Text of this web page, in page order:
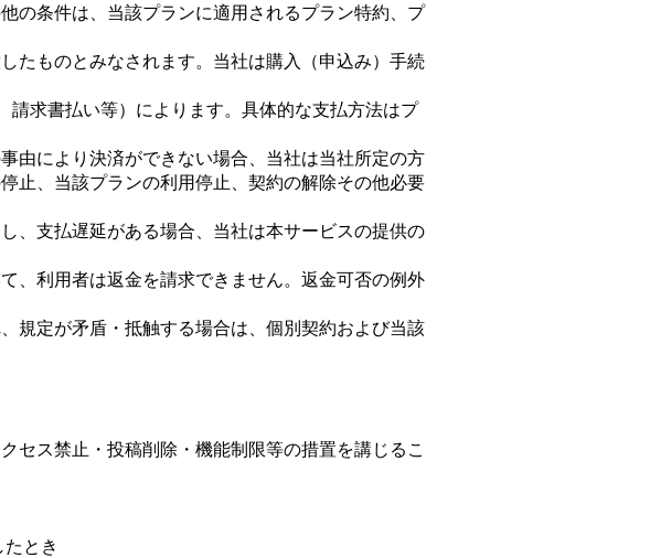
の条件は、当該プランに適用されるプラン特約、プ
たものとみなされます。当社は購入（申込み）手続
求書払い等）によります。具体的な支払方法はプ
由により決済ができない場合、当社は当社所定の方
止、当該プランの利用停止、契約の解除その他必要
、支払遅延がある場合、当社は本サービスの提供の
、利用者は返金を請求できません。返金可否の例外
規定が矛盾・抵触する場合は、個別契約および当該
セス禁止・投稿削除・機能制限等の措置を講じるこ
とき